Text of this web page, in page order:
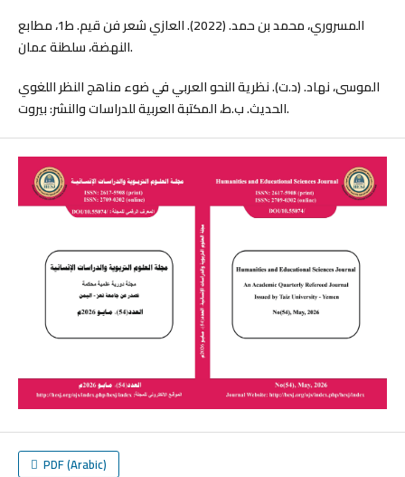
المسروري، محمد بن حمد. (2022). العازي شعر فن قيم. ط1، مطابع
النهضة، سلطنة عمان.
الموسى، نهاد. (د.ت). نظرية النحو العربي في ضوء مناهج النظر اللغوي
الحديث. ب.ط، المكتبة العربية للدراسات والنشر: بيروت.
PDF (Arabic)